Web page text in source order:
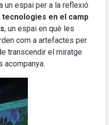
un espai per a la reflexió
tecnologies en el camp
, un espai en què les
com a artefactes per
transcendir el miratge
acompanya.